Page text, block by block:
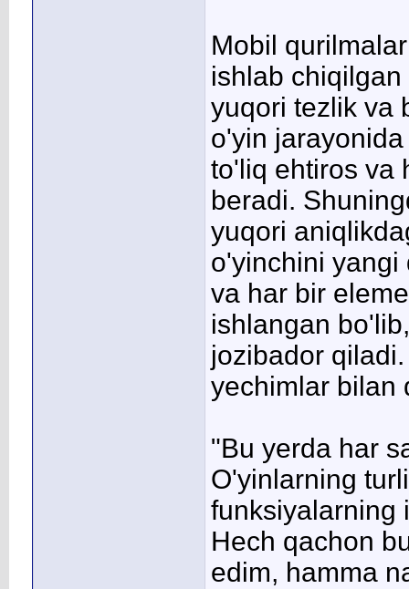
Mobil
ishlab
yuqori tezlik va
o'yin
to'liq ehtiros va
beradi.
yuqori
o'yinchini yangi
va har bir
ishlangan
jozibador
yechimlar bilan
"Bu yerda har
O'yinlarning
funksiyalarning
Hech qachon
edim, hamma